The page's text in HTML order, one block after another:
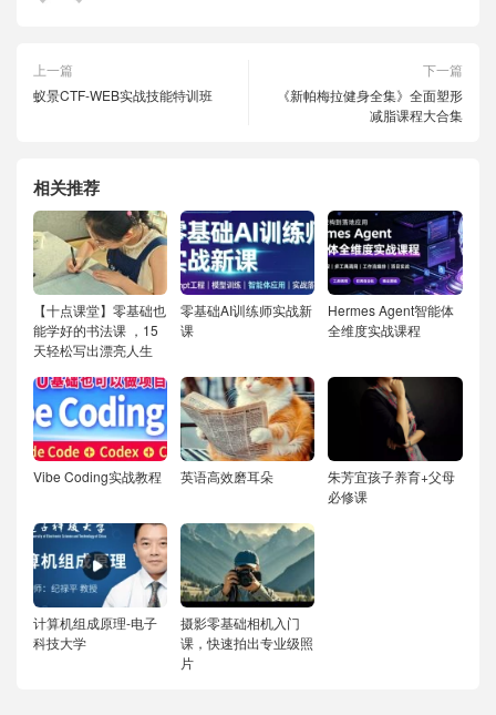
上一篇
蚁景CTF-WEB实战技能特训班
下一篇
《新帕梅拉健身全集》全面塑形
减脂课程大合集
相关推荐
【十点课堂】零基础也
能学好的书法课 ，15
天轻松写出漂亮人生
零基础AI训练师实战新
课
Hermes Agent智能体
全维度实战课程
Vibe Coding实战教程 英语高效磨耳朵
朱芳宜孩子养育+父母
必修课
计算机组成原理-电子
科技大学
摄影零基础相机入门
课，快速拍出专业级照
片